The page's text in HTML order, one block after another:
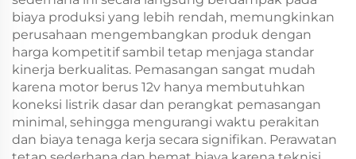
biaya produksi yang lebih rendah, memungkinkan
perusahaan mengembangkan produk dengan
harga kompetitif sambil tetap menjaga standar
kinerja berkualitas. Pemasangan sangat mudah
karena motor berus 12v hanya membutuhkan
koneksi listrik dasar dan perangkat pemasangan
minimal, sehingga mengurangi waktu perakitan
dan biaya tenaga kerja secara signifikan. Perawatan